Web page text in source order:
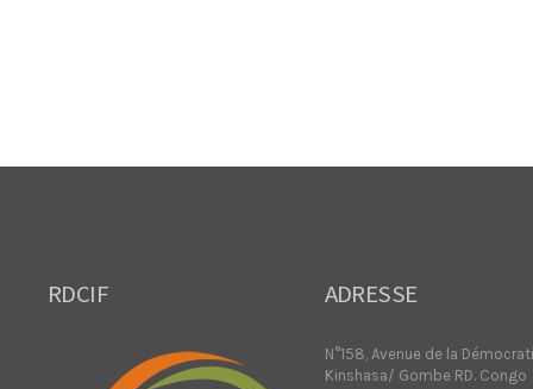
RDCIF ADRESSE
N°158, Avenue de la
Kinshasa/ Gombe RD. Congo